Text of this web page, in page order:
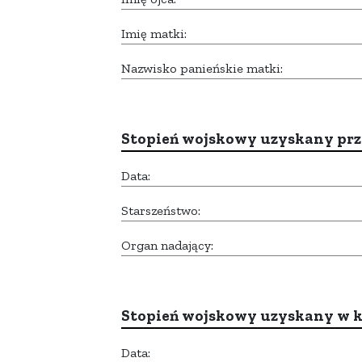
Imię matki:
Nazwisko panieńskie matki:
Stopień wojskowy uzyskany
Data:
Starszeństwo:
Organ nadający:
Stopień wojskowy uzyskany w
Data: